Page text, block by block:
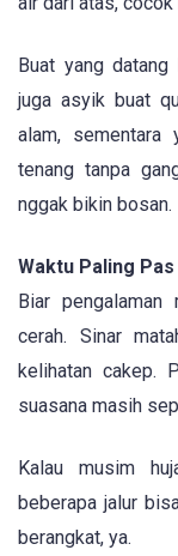
Buat yang
juga asyik buat
alam, sementara
tenang tanpa
nggak bikin bosan.
Waktu Paling
Biar pengalaman
cerah. Sinar
kelihatan cakep.
suasana masih
Kalau musim
beberapa jalur
berangkat, ya.